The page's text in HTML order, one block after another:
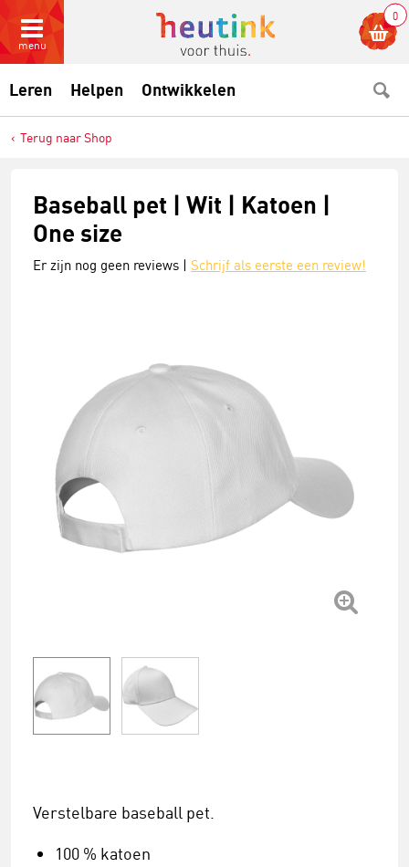
menu
0
Leren Helpen Ontwikkelen
Terug naar Shop
Baseball pet | Wit | Katoen |
One size
Er zijn nog geen reviews | Schrijf als eerste een review!
Verstelbare baseball pet.
100 % katoen